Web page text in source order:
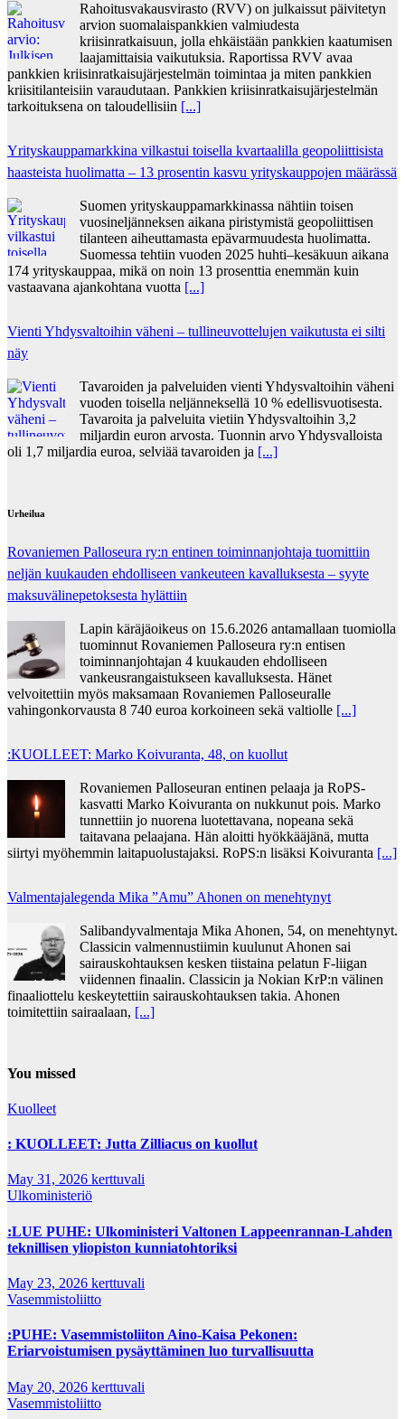
Rahoitusvakausvirasto (RVV) on julkaissut päivitetyn
arvion suomalaispankkien valmiudesta
kriisinratkaisuun, jolla ehkäistään pankkien kaatumisen
laajamittaisia vaikutuksia. Raportissa RVV avaa
pankkien kriisinratkaisujärjestelmän toimintaa ja miten pankkien
kriisitilanteisiin varaudutaan. Pankkien kriisinratkaisujärjestelmän
tarkoituksena on taloudellisiin [...]
Yrityskauppamarkkina vilkastui toisella kvartaalilla geopoliittisista
haasteista huolimatta – 13 prosentin kasvu yrityskauppojen määrässä
Suomen yrityskauppamarkkinassa nähtiin toisen
vuosineljänneksen aikana piristymistä geopoliittisen
tilanteen aiheuttamasta epävarmuudesta huolimatta.
Suomessa tehtiin vuoden 2025 huhti–kesäkuun aikana
174 yrityskauppaa, mikä on noin 13 prosenttia enemmän kuin
vastaavana ajankohtana vuotta [...]
Vienti Yhdysvaltoihin väheni – tullineuvottelujen vaikutusta ei silti
näy
Tavaroiden ja palveluiden vienti Yhdysvaltoihin väheni
vuoden toisella neljänneksellä 10 % edellisvuotisesta.
Tavaroita ja palveluita vietiin Yhdysvaltoihin 3,2
miljardin euron arvosta. Tuonnin arvo Yhdysvalloista
oli 1,7 miljardia euroa, selviää tavaroiden ja [...]
Urheilua
Rovaniemen Palloseura ry:n entinen toiminnanjohtaja tuo­mit­tiin
neljän kuu­kau­den eh­dol­li­seen van­keu­teen ka­val­luk­ses­ta – syyte
mak­su­vä­li­ne­pe­tok­ses­ta hy­lät­tiin
Lapin käräjäoikeus on 15.6.2026 antamallaan tuomiolla
tuominnut Rovaniemen Palloseura ry:n entisen
toiminnanjohtajan 4 kuukauden ehdolliseen
vankeusrangaistukseen kavalluksesta. Hänet
velvoitettiin myös maksamaan Rovaniemen Palloseuralle
vahingonkorvausta 8 740 euroa korkoineen sekä valtiolle [...]
:KUOLLEET: Marko Koivuranta, 48, on kuollut
Rovaniemen Palloseuran entinen pelaaja ja RoPS-
kasvatti Marko Koivuranta on nukkunut pois. Marko
tunnettiin jo nuorena luotettavana, nopeana sekä
taitavana pelaajana. Hän aloitti hyökkääjänä, mutta
siirtyi myöhemmin laitapuolustajaksi. RoPS:n lisäksi Koivuranta [...]
Valmentajalegenda Mika ”Amu” Ahonen on menehtynyt
Salibandyvalmentaja Mika Ahonen, 54, on menehtynyt.
Classicin valmennustiimin kuulunut Ahonen sai
sairauskohtauksen kesken tiistaina pelatun F-liigan
viidennen finaalin. Classicin ja Nokian KrP:n välinen
finaaliottelu keskeytettiin sairauskohtauksen takia. Ahonen
toimitettiin sairaalaan, [...]
You missed
Kuolleet
: KUOLLEET: Jutta Zilliacus on kuollut
May 31, 2026 kerttuvali
Ulkoministeriö
:LUE PUHE: Ulkoministeri Valtonen Lappeenrannan-Lahden
teknillisen yliopiston kunniatohtoriksi
May 23, 2026 kerttuvali
Vasemmistoliitto
:PUHE: Vasemmistoliiton Aino-Kaisa Pekonen:
Eriarvoistumisen pysäyttäminen luo turvallisuutta
May 20, 2026 kerttuvali
Vasemmistoliitto